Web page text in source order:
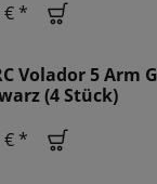
€ *
Volador 5 Arm
(4 Stück)
€ *